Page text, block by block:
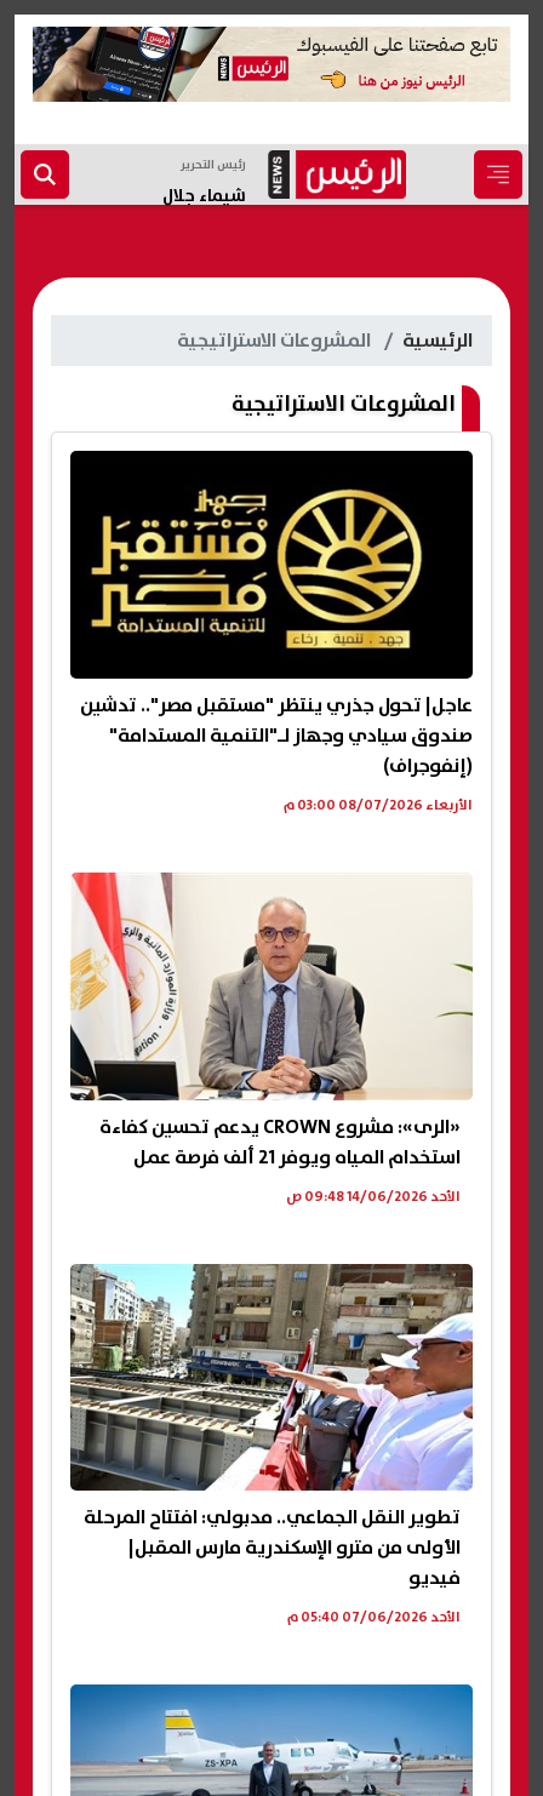
رئيس التحرير
شيماء جلال
الرئيسية المشروعات الاستراتيجية
المشروعات الاستراتيجية
عاجل| تحول جذري ينتظر "مستقبل مصر".. تدشين
صندوق سيادي وجهاز لـ"التنمية المستدامة"
(إنفوجراف)
الأربعاء 08/07/2026 03:00 م
«الرى»: مشروع CROWN يدعم تحسين كفاءة
استخدام المياه ويوفر 21 ألف فرصة عمل
الأحد 14/06/2026 09:48 ص
تطوير النقل الجماعي.. مدبولي: افتتاح المرحلة
الأولى من مترو الإسكندرية مارس المقبل|
فيديو
الأحد 07/06/2026 05:40 م